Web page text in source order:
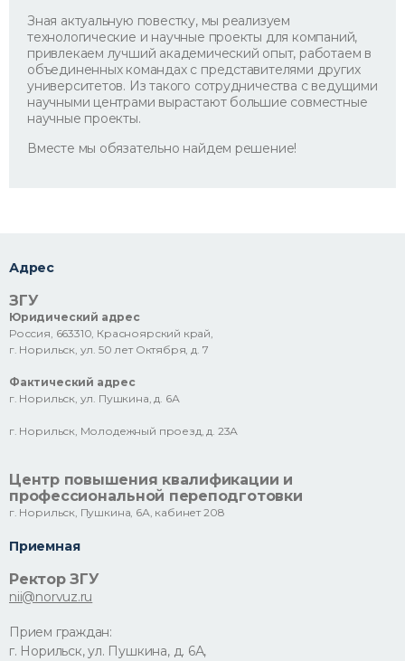
Зная актуальную повестку, мы реализуем
технологические и научные проекты для компаний,
привлекаем лучший академический опыт, работаем в
объединенных командах с представителями других
университетов. Из такого сотрудничества с ведущими
научными центрами вырастают большие совместные
научные проекты.
Вместе мы обязательно найдем решение!
Адрес
ЗГУ
Юридический адрес
Россия, 663310, Красноярский край,
г. Норильск, ул. 50 лет Октября, д. 7
Фактический адрес
г. Норильск, ул. Пушкина, д. 6А
г. Норильск, Молодежный проезд, д. 23А
Центр повышения квалификации и
профессиональной переподготовки
г. Норильск, Пушкина, 6А, кабинет 208
Приемная
Ректор ЗГУ
nii@norvuz.ru
Прием граждан:
г. Норильск, ул. Пушкина, д. 6А,